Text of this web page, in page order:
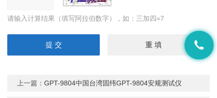
请输入计算结果（填写阿拉伯数字），如：三加四=7
上一篇：GPT-9804中国台湾固纬GPT-9804安规测试仪